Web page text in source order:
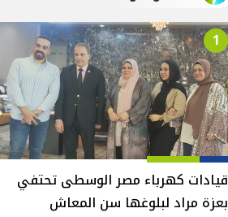
1
قيادات كهرباء مصر الوسطى تحتفي
بعزة مراد لبلوغها سن المعاش